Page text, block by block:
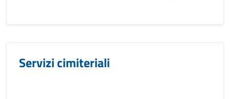
Servizi cimiteriali